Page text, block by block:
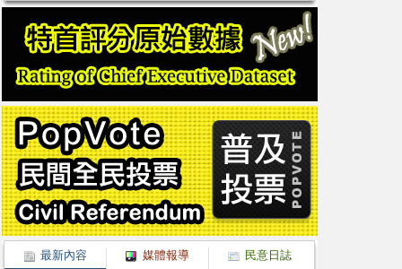
最新內容 媒體報導 民意日誌